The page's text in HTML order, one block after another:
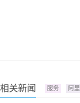
相关新闻 服务 阿里